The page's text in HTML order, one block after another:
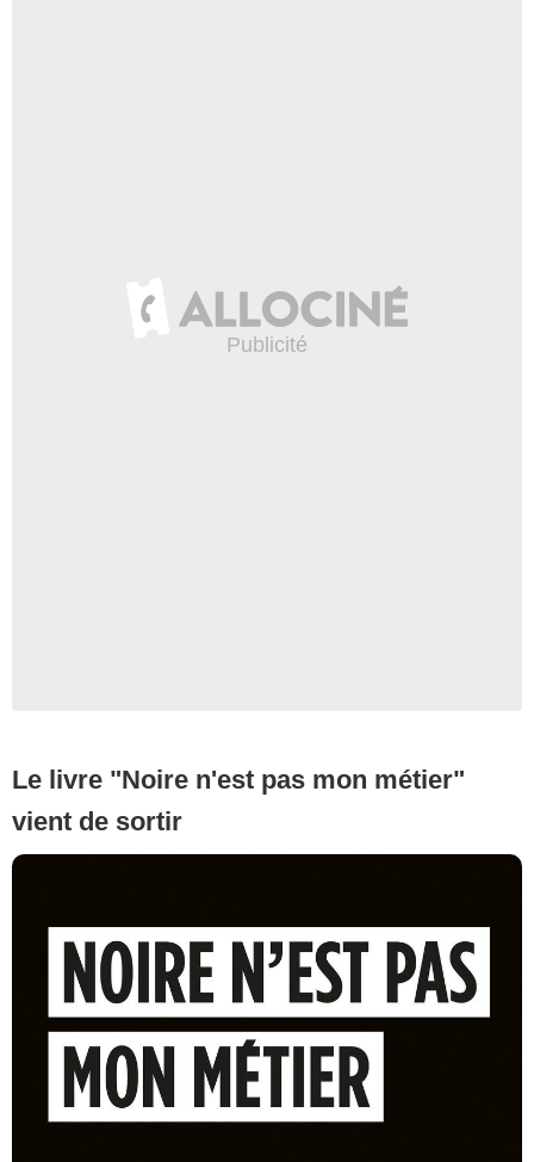
Le livre "Noire n'est pas mon métier"
vient de sortir